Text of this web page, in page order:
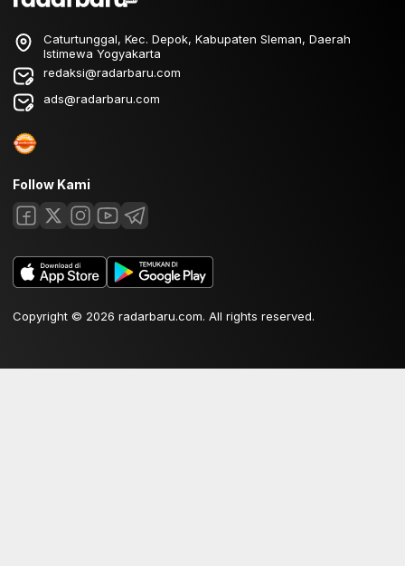
Caturtunggal, Kec. Depok, Kabupaten Sleman, Daerah
Istimewa Yogyakarta
redaksi@radarbaru.com
ads@radarbaru.com
Follow Kami
Copyright © 2026 radarbaru.com. All rights reserved.